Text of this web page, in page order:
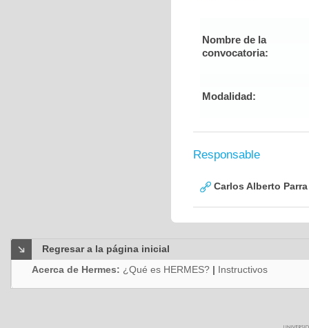
Nombre de la
convocatoria:
Modalidad:
Responsable
Carlos Alberto
Regresar a la página inicial
Acerca de Hermes: ¿Qué es HERMES? | Instructivos